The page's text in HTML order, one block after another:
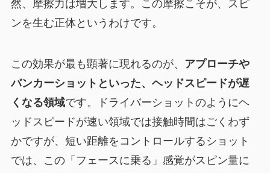
然、摩擦力は増大します。この摩擦こそが、スピ
ンを生む正体というわけです。
この効果が最も顕著に現れるのが、 アプローチや
バンカーショットといった、ヘッドスピードが遅
くなる領域です。ドライバーショットのようにヘ
ッドスピードが速い領域では接触時間はごくわず
かですが、短い距離をコントロールするショット
では、この「フェースに乗る」感覚がスピン量に